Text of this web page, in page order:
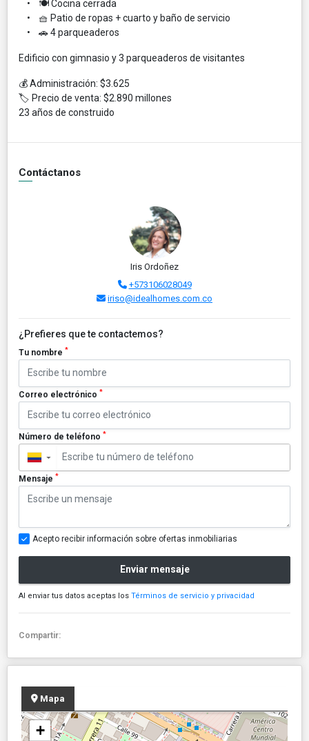
• 🍽 Cocina cerrada
• 🧺 Patio de ropas + cuarto y baño de servicio
• 🚗 4 parqueaderos
Edificio con gimnasio y 3 parqueaderos de visitantes
💰 Administración: $3.625
🏷 Precio de venta: $2.890 millones
23 años de construido
Contáctanos
Iris Ordoñez
+573106028049
iriso@idealhomes.com.co
¿Prefieres que te contactemos?
Tu nombre *
Correo electrónico *
Número de teléfono *
▼
Mensaje *
Acepto recibir información sobre ofertas inmobiliarias
Enviar mensaje
Al enviar tus datos aceptas los Términos de servicio y privacidad
Compartir:
Mapa
+